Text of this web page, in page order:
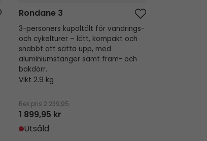
Rondane 3
3-personers kupoltält för vandrings-
och cykelturer – lätt, kompakt och
snabbt att sätta upp, med
aluminiumstänger samt fram- och
bakdörr.
Vikt 2.9 kg
Rek.pris 2 239,95
1 899,95 kr
Utsåld